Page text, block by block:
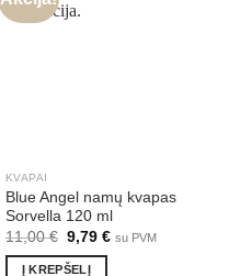
KVAPAI
Blue Angel namų kvapas
Sorvella 120 ml
11,00€ Original
price
was:
9,79 €Current
su PVM
Į KREPŠELĮ